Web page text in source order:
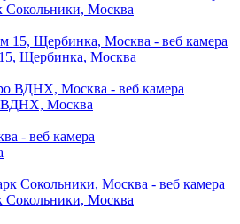
Сокольники, Москва
Щербинка, Москва
ВДНХ, Москва
Сокольники, Москва